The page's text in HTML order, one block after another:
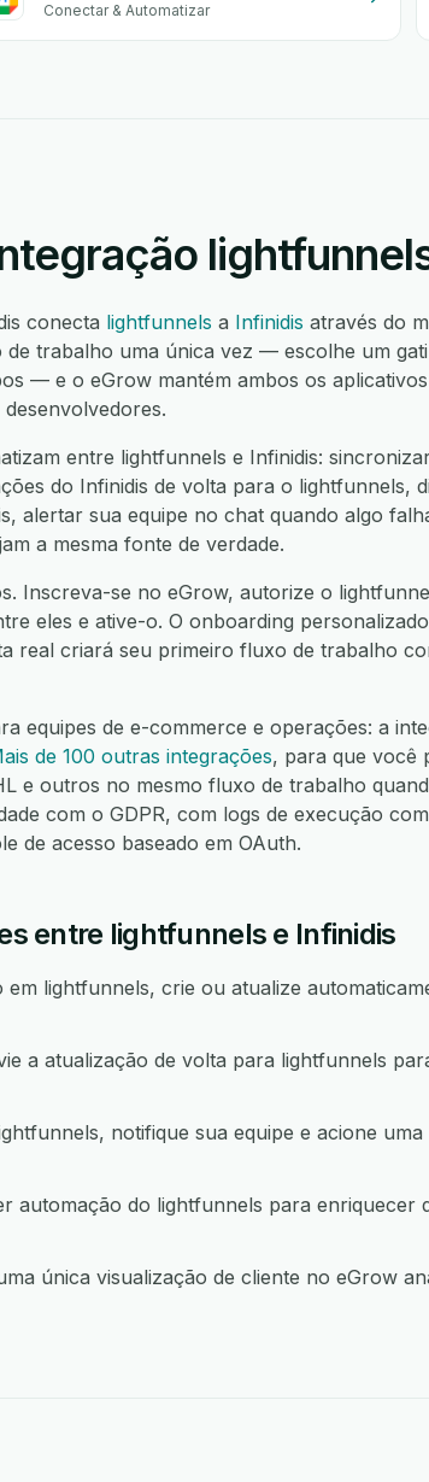
Conectar & Automatizar
conecta lightfunnels a Infinidis através do
trabalho uma única vez — escolhe um
— e o eGrow mantém ambos os
entre lightfunnels e Infinidis:
do Infinidis de volta para o lightfunnels,
alertar sua equipe no chat quando algo
a mesma fonte de verdade.
Inscreva-se no eGrow, autorize o
eles e ative-o. O onboarding
real criará seu primeiro fluxo de trabalho
equipes de e-commerce e operações: a
de 100 outras integrações, para que você
e outros no mesmo fluxo de trabalho
com o GDPR, com logs de execução
de acesso baseado em OAuth.
entre lightfunnels e Infinidis
lightfunnels, crie ou atualize
a atualização de volta para lightfunnels
notifique sua equipe e acione uma
automação do lightfunnels para enriquecer
única visualização de cliente no eGrow